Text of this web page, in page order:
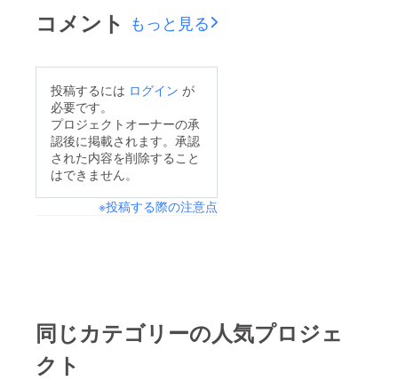
シー）です。お客様を
はじめ、出店にお手伝
名にしました!ロゴに
関しては…デザインを
考えてくれた友人に美
容室っぽくないと言わ
な自分としてはとても
ております。現在、順
調に内装も進んでおり
コメント もっと見る
投稿するには ログイン が
必要です。
プロジェクトオーナーの承
認後に掲載されます。承認
された内容を削除すること
はできません。
※投稿する際の注意点
同じカテゴリーの人気プロジェ
クト